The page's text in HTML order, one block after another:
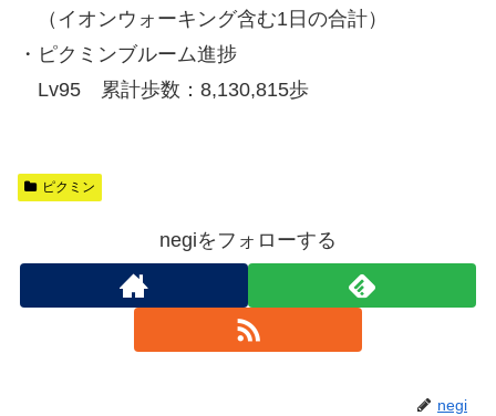
（イオンウォーキング含む1日の合計）
・ピクミンブルーム進捗
Lv95 累計歩数：8,130,815歩
ピクミン
negiをフォローする
negi